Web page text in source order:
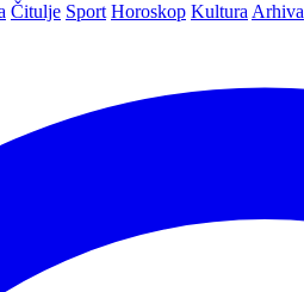
Čitulje Sport Horoskop Kultura Arhiva